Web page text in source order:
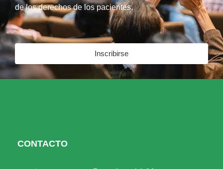
de los derechos de los pacientes.
Inscribirse
CONTACTO